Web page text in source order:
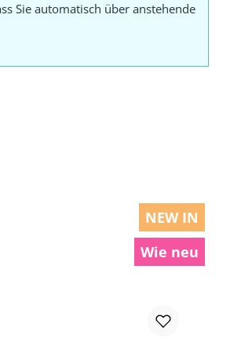
Sie automatisch über anstehende
NEW IN
Wie neu